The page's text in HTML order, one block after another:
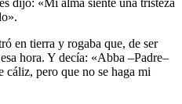
en tierra y rogaba que, de ser
hora. Y decía: «Abba –Padre–
cáliz, pero que no se haga mi